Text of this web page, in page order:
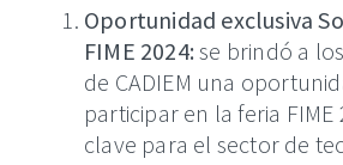
Oportunidad exclusiva
FIME 2024: se brindó a
de CADIEM una
participar en la feria
clave para el sector de